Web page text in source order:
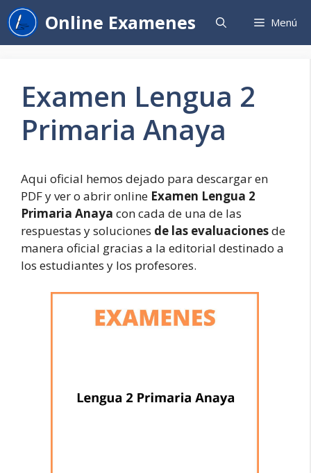
Saltar
al
contenido
Online Examenes Menú
Examen Lengua 2
Primaria Anaya
Aqui oficial hemos dejado para descargar en
PDF y ver o abrir online Examen Lengua 2
Primaria Anaya con cada de una de las
respuestas y soluciones de las evaluacionesde
manera oficial gracias a la editorial destinado a
los estudiantes y los profesores.